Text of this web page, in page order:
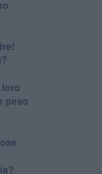
peso